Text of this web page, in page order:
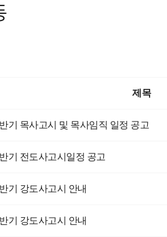
제목
기 목사고시 및 목사임직 일정 공고
기 전도사고시일정 공고
기 강도사고시 안내
기 강도사고시 안내